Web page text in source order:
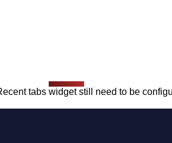
tabs widget still need to be